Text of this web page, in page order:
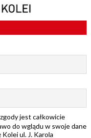
jest całkowicie
do wglądu w swoje dane
ul. J. Karola